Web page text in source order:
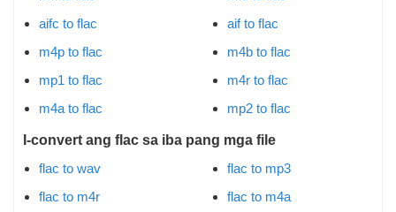
aifc to flac
m4p to flac
mp1 to flac
m4a to flac
aif to flac
m4b to flac
m4r to flac
mp2 to flac
I-convert ang flac sa iba pang mga file
flac to wav
flac to m4r
flac to mp3
flac to m4a